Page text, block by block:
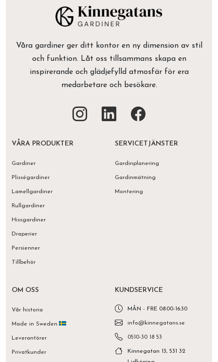
Våra gardiner ger ditt kontor en ny dimension av stil
och funktion. Låt oss tillsammans skapa en
inspirerande och glädjefylld atmosfär för era
medarbetare och besökare.
VÅRA PRODUKTER
Gardiner
Plisségardiner
Lamellgardiner
Rullgardiner
Hissgardiner
Draperier
Persienner
Tillbehör
SERVICETJÄNSTER
Gardinplanering
Gardinmätning
Montering
OM OSS
Vår historia
Made in Sweden
Leverantörer
Privatkunder
KUNDSERVICE
MÅN - FRE 08:00-16:30
info@kinnegatans.se
0510-30 18 53
Kinnegatan 13, 531 32